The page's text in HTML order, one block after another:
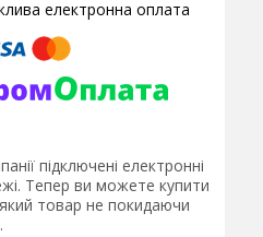
підключені електронні
Тепер ви можете купити
товар не покидаючи